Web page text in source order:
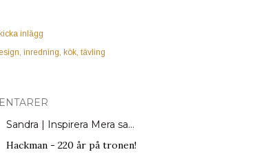
inlägg
inredning kök tävling
Sandra | Inspirera Mera sa…
Hackman - 220 år på tronen!